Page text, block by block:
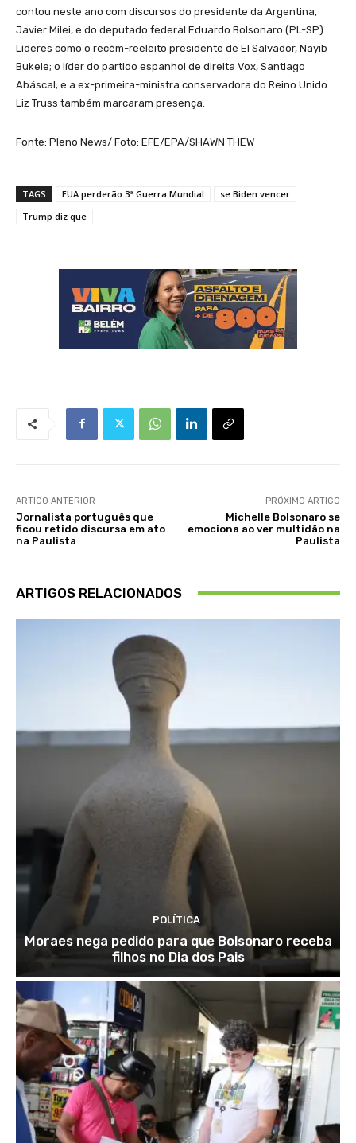
contou neste ano com discursos do presidente da Argentina,
Javier Milei, e do deputado federal Eduardo Bolsonaro (PL-SP).
Líderes como o recém-reeleito presidente de El Salvador, Nayib
Bukele; o líder do partido espanhol de direita Vox, Santiago
Abáscal; e a ex-primeira-ministra conservadora do Reino Unido
Liz Truss também marcaram presença.
Fonte: Pleno News/ Foto: EFE/EPA/SHAWN THEW
TAGS EUA perderão 3ª Guerra Mundial
se Biden vencer
Trump diz que
ARTIGO ANTERIOR
Jornalista português que
ficou retido discursa em ato
na Paulista
PRÓXIMO ARTIGO
Michelle Bolsonaro se
emociona ao ver multidão na
Paulista
ARTIGOS RELACIONADOS
POLÍTICA
Moraes nega pedido para que Bolsonaro receba
filhos no Dia dos Pais